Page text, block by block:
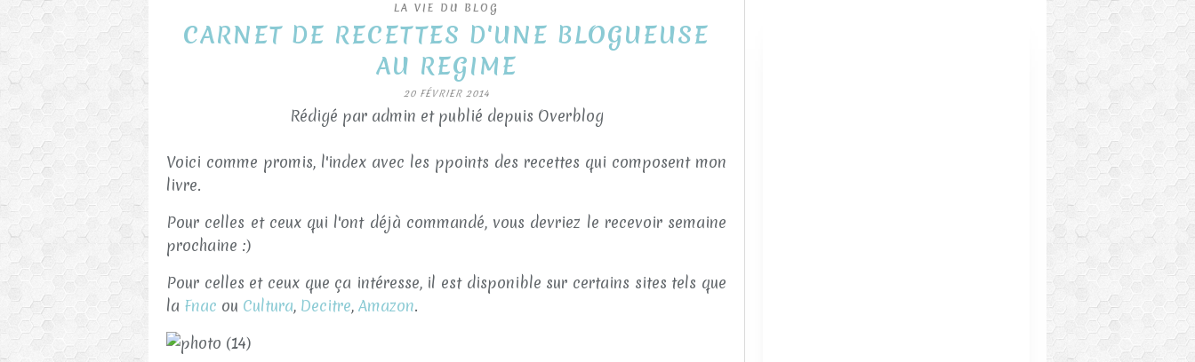
LA VIE DU BLOG
CARNET DE RECETTES D'UNE BLOGUEUSE
AU REGIME
20 FÉVRIER 2014
Rédigé par admin et publié depuis Overblog
Voici comme promis, l'index avec les ppoints des recettes qui composent mon
livre.
Pour celles et ceux qui l'ont déjà commandé, vous devriez le recevoir semaine
prochaine :)
Pour celles et ceux que ça intéresse, il est disponible sur certains sites tels que
la Fnac ou Cultura, Decitre, Amazon.